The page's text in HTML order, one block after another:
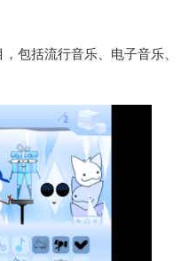
包括流行音乐、电子音乐、